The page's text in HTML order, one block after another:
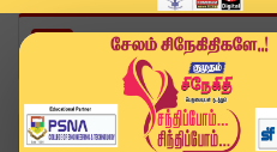
Home Topics